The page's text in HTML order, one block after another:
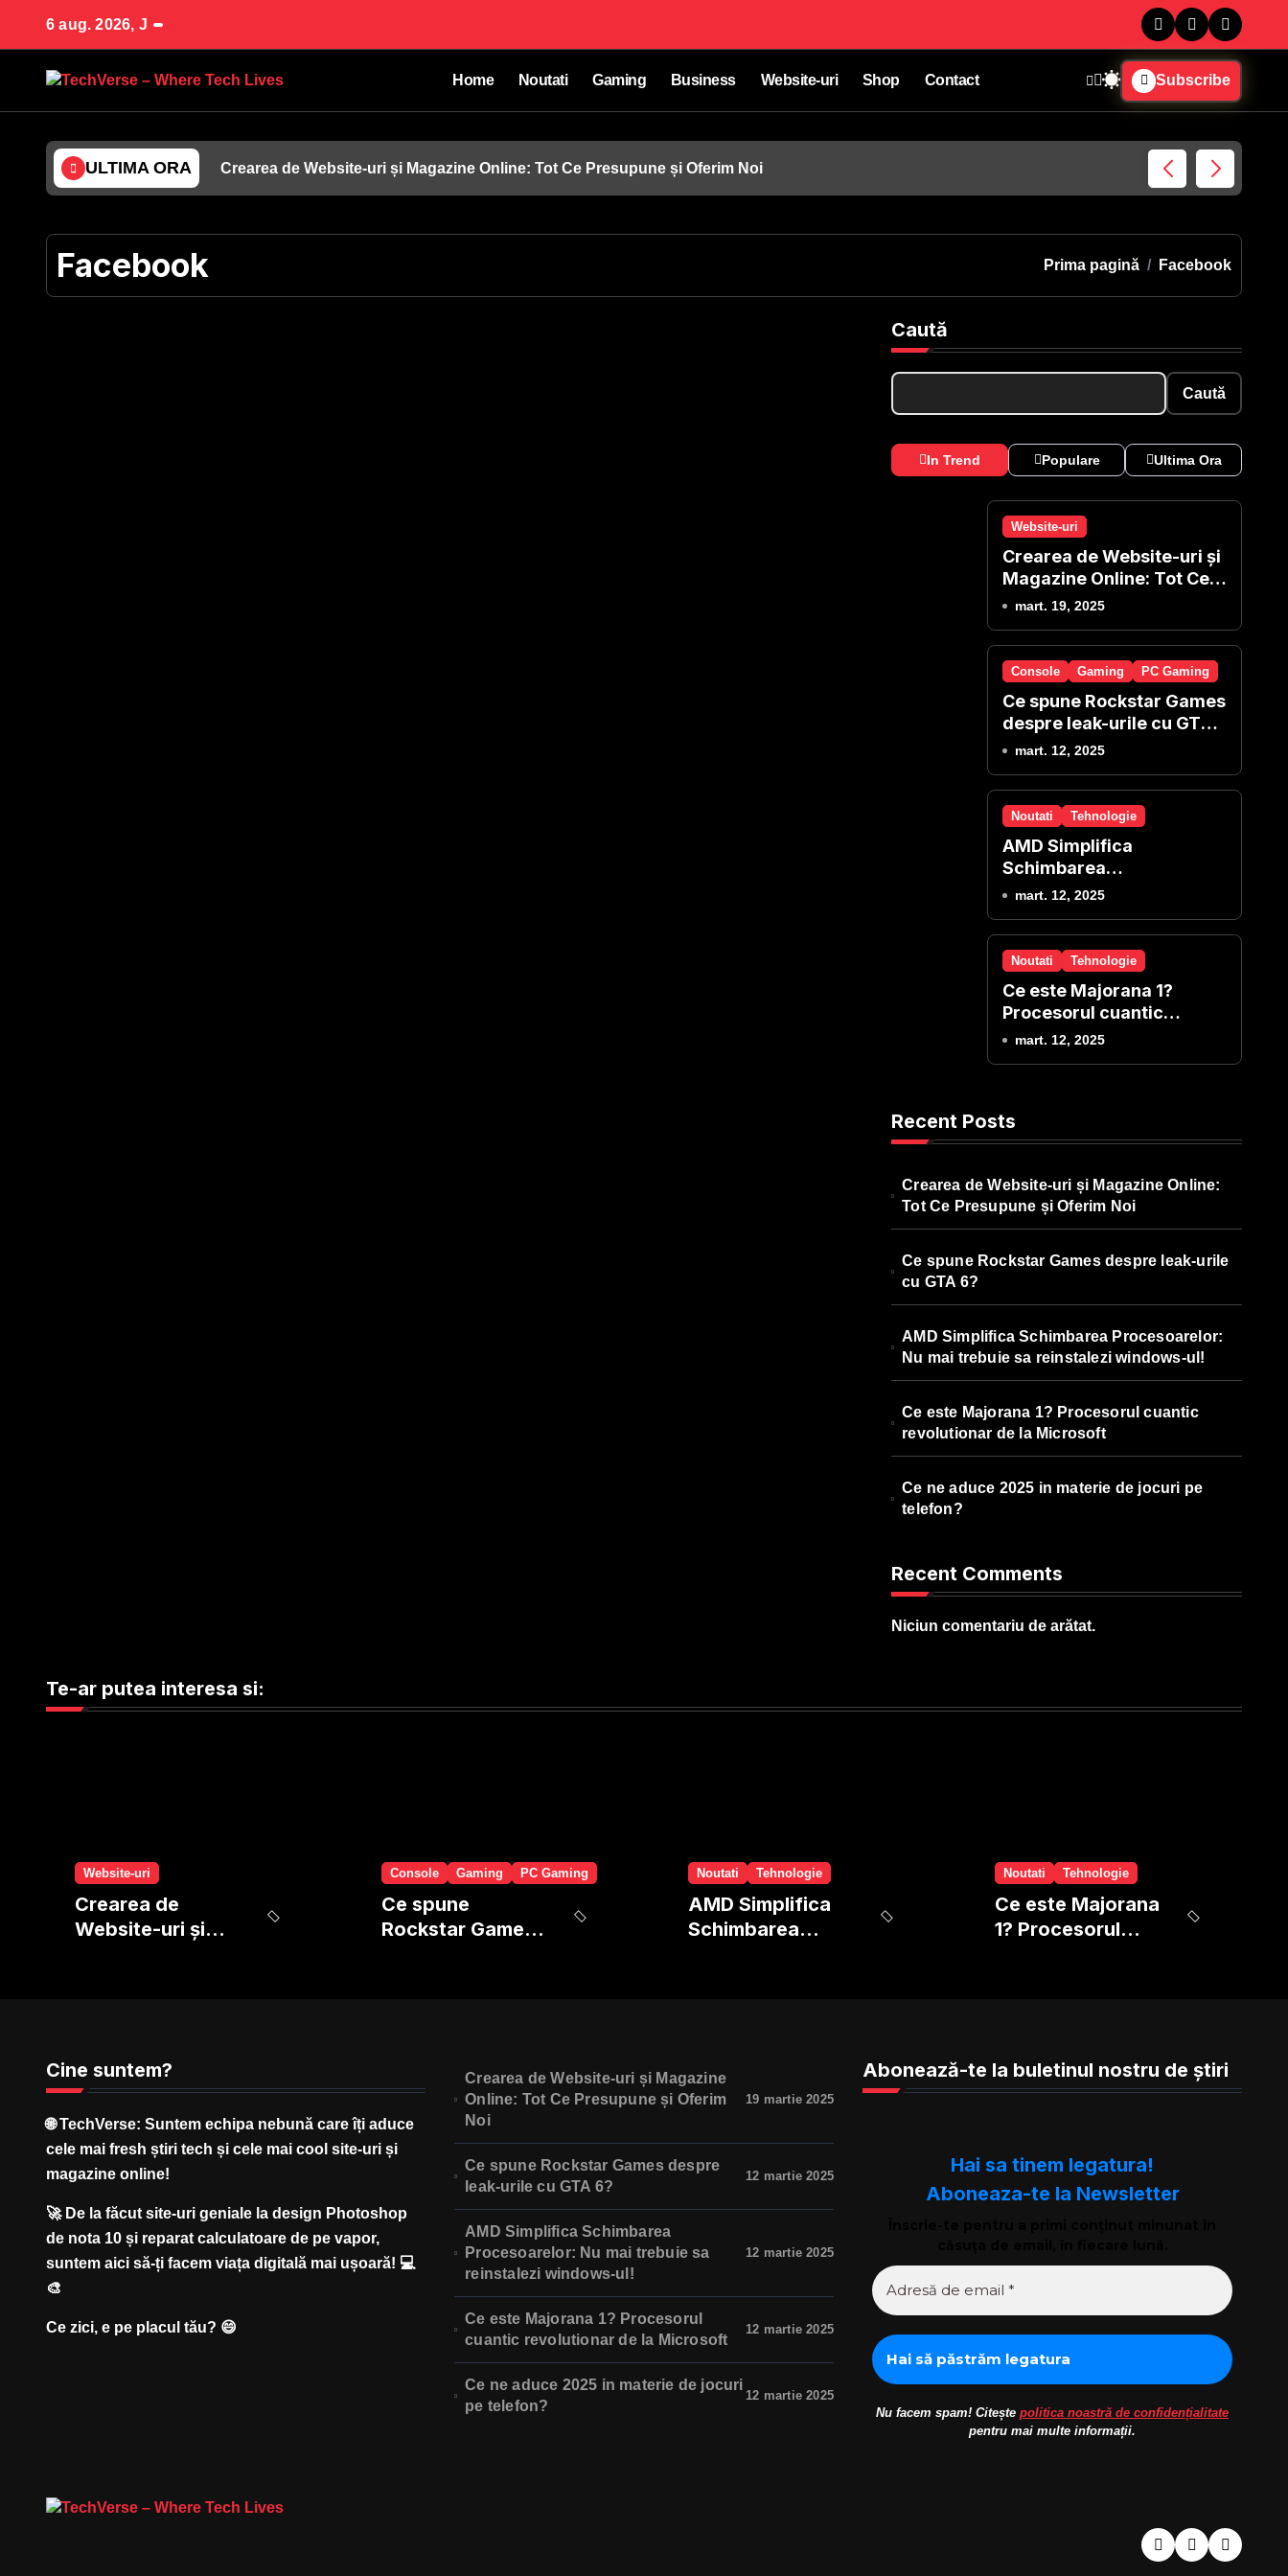
conținut
6 aug. 2026, J
Home Noutati Gaming Business Website-uri Shop Contact Subscribe
ULTIMA ORA Crearea de Website-uri și Magazine Online: Tot Ce Presupune și Oferim Noi
Facebook Prima pagină Facebook
Caută
Caută
In Trend Populare Ultima Ora
Website-uri
Crearea de Website-uri și
Magazine Online: Tot Ce
Presupune și Oferim Noi
mart. 19, 2025
Console Gaming PC Gaming
Ce spune Rockstar Games
despre leak-urile cu GTA
6?mart. 12, 2025
Noutati Tehnologie
AMD Simplifica
Schimbarea
Procesoarelor: Nu mai
windows-ul!
mart. 12, 2025
Noutati Tehnologie
Ce este Majorana 1?
Procesorul cuantic
revolutionar de la
mart. 12, 2025
Recent Posts
Crearea de Website-uri și Magazine Online:
Tot Ce Presupune și Oferim Noi
Ce spune Rockstar Games despre leak-urile
cu GTA 6?
AMD Simplifica Schimbarea Procesoarelor:
Nu mai trebuie sa reinstalezi windows-ul!
Ce este Majorana 1? Procesorul cuantic
revolutionar de la Microsoft
Ce ne aduce 2025 in materie de jocuri pe
telefon?
Recent Comments
Niciun comentariu de arătat.
Te-ar putea interesa si:
Website-uri
Crearea de
Website-uri și
Console Gaming PC Gaming
Ce spune
Rockstar Games
Noutati Tehnologie
AMD Simplifica
Schimbarea
Noutati Tehnologie
Ce este Majorana
1? Procesorul
Cine suntem?
🌐TechVerse: Suntem echipa nebună care îți aduce
cele mai fresh știri tech și cele mai cool site-uri și
magazine online!
🚀 De la făcut site-uri geniale la design Photoshop
de nota 10 și reparat calculatoare de pe vapor,
suntem aici să-ți facem viața digitală mai ușoară! 💻
🎨
Ce zici, e pe placul tău? 😄
Crearea de Website-uri și Magazine
Online: Tot Ce Presupune și Oferim
Noi
19 martie 2025
Ce spune Rockstar Games despre
leak-urile cu GTA 6?
12 martie 2025
AMD Simplifica Schimbarea
Procesoarelor: Nu mai trebuie sa
reinstalezi windows-ul!
12 martie 2025
Ce este Majorana 1? Procesorul
cuantic revolutionar de la Microsoft
12 martie 2025
Ce ne aduce 2025 in materie de jocuri
pe telefon?
12 martie 2025
Abonează-te la buletinul nostru de știri
Hai sa tinem legatura!
Aboneaza-te la Newsletter
Nu facem spam! Citește politica noastră de confidențialitate
pentru mai multe informații.